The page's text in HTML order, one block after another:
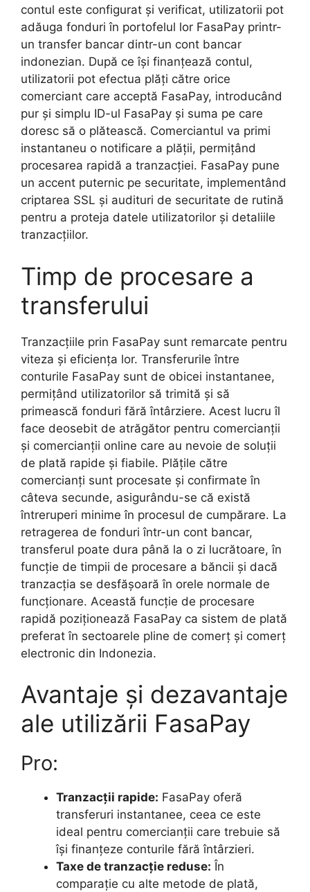
contul este configurat și verificat, utilizatorii pot
adăuga fonduri în portofelul lor FasaPay printr-
un transfer bancar dintr-un cont bancar
indonezian. După ce își finanțează contul,
utilizatorii pot efectua plăți către orice
comerciant care acceptă FasaPay, introducând
pur și simplu ID-ul FasaPay și suma pe care
doresc să o plătească. Comerciantul va primi
instantaneu o notificare a plății, permițând
procesarea rapidă a tranzacției. FasaPay pune
un accent puternic pe securitate, implementând
criptarea SSL și audituri de securitate de rutină
pentru a proteja datele utilizatorilor și detaliile
tranzacțiilor.
Timp de procesare a
transferului
Tranzacțiile prin FasaPay sunt remarcate pentru
viteza și eficiența lor. Transferurile între
conturile FasaPay sunt de obicei instantanee,
permițând utilizatorilor să trimită și să
primească fonduri fără întârziere. Acest lucru îl
face deosebit de atrăgător pentru comercianții
și comercianții online care au nevoie de soluții
de plată rapide și fiabile. Plățile către
comercianți sunt procesate și confirmate în
câteva secunde, asigurându-se că există
întreruperi minime în procesul de cumpărare. La
retragerea de fonduri într-un cont bancar,
transferul poate dura până la o zi lucrătoare, în
funcție de timpii de procesare a băncii și dacă
tranzacția se desfășoară în orele normale de
funcționare. Această funcție de procesare
rapidă poziționează FasaPay ca sistem de plată
preferat în sectoarele pline de comerț și comerț
electronic din Indonezia.
Avantaje și dezavantaje
ale utilizării FasaPay
Pro:
Tranzacții rapide: FasaPay oferă
transferuri instantanee, ceea ce este
ideal pentru comercianții care trebuie să
își finanțeze conturile fără întârzieri.
Taxe de tranzacție reduse: În
comparație cu alte metode de plată,